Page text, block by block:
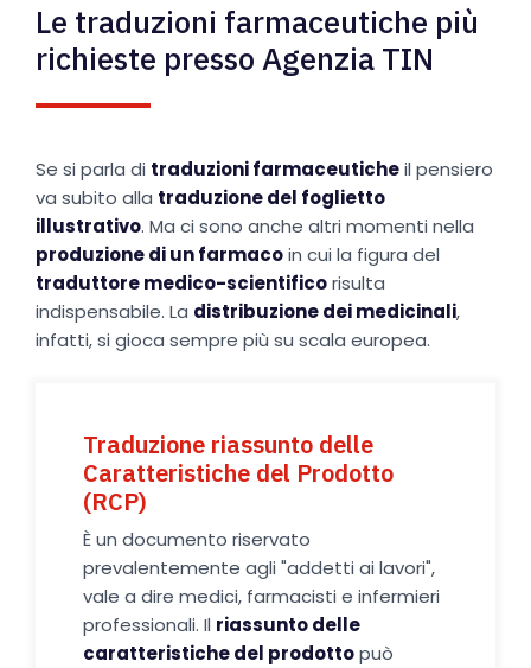
Le traduzioni farmaceutiche più
richieste presso Agenzia TIN
Se si parla di traduzioni farmaceuticheil pensiero
va subito alla traduzione del foglietto
illustrativo. Ma ci sono anche altri momenti nella
produzione di un farmacoin cui la figura del
traduttore medico-scientificorisulta
indispensabile. La distribuzione dei medicinali,
infatti, si gioca sempre più su scala europea.
Traduzione riassunto delle
Caratteristiche del Prodotto
(RCP)
È un documento riservato
prevalentemente agli "addetti ai lavori",
vale a dire medici, farmacisti e infermieri
professionali. Il riassunto delle
caratteristiche del prodottopuò